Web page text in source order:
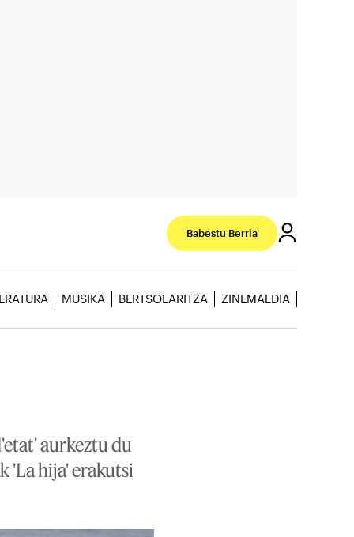
Babestu Berria
MUSIKA BERTSOLARITZA ZINEMALDIA
aurkeztu du
'La hija' erakutsi